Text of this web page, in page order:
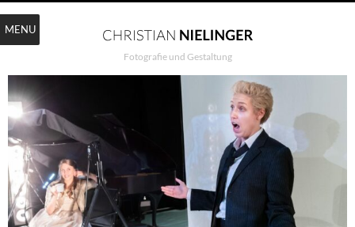
Fotografie und Gestaltung
MENU